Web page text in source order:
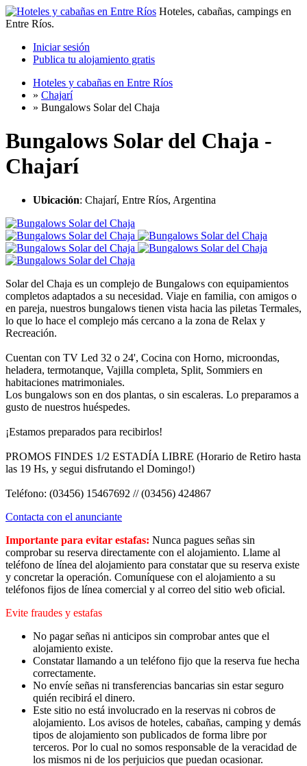
Hoteles, cabañas, campings en
Entre Ríos.
Iniciar sesión
Publica tu alojamiento gratis
Hoteles y cabañas en Entre Ríos
» Chajarí
» Bungalows Solar del Chaja
Bungalows Solar del Chaja -
Chajarí
Ubicación: Chajarí, Entre Ríos, Argentina
Solar del Chaja es un complejo de Bungalows con equipamientos
completos adaptados a su necesidad. Viaje en familia, con amigos o
en pareja, nuestros bungalows tienen vista hacia las piletas Termales,
lo que lo hace el complejo más cercano a la zona de Relax y
Recreación.
Cuentan con TV Led 32 o 24', Cocina con Horno, microondas,
heladera, termotanque, Vajilla completa, Split, Sommiers en
habitaciones matrimoniales.
Los bungalows son en dos plantas, o sin escaleras. Lo preparamos a
gusto de nuestros huéspedes.
¡Estamos preparados para recibirlos!
PROMOS FINDES 1/2 ESTADÍA LIBRE (Horario de Retiro hasta
las 19 Hs, y segui disfrutando el Domingo!)
Teléfono: (03456) 15467692 // (03456) 424867
Contacta con el anunciante
Importante para evitar estafas: Nunca pagues señas sin
comprobar su reserva directamente con el alojamiento. Llame al
teléfono de línea del alojamiento para constatar que su reserva existe
y concretar la operación. Comuníquese con el alojamiento a su
teléfonos fijos de línea comercial y al correo del sitio web oficial.
Evite fraudes y estafas
No pagar señas ni anticipos sin comprobar antes que el
alojamiento existe.
Constatar llamando a un teléfono fijo que la reserva fue hecha
correctamente.
No envíe señas ni transferencias bancarias sin estar seguro
quién recibirá el dinero.
Este sitio no está involucrado en la reservas ni cobros de
alojamiento. Los avisos de hoteles, cabañas, camping y demás
tipos de alojamiento son publicados de forma libre por
terceros. Por lo cual no somos responsable de la veracidad de
los mismos ni de los perjuicios que puedan ocasionar.